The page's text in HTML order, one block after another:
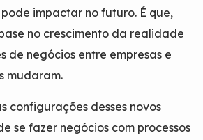
impactar no futuro. É que,
no crescimento da realidade
de negócios entre empresas e
mudaram.
configurações desses novos
se fazer negócios com processos